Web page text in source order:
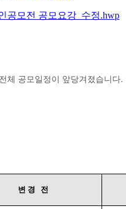
공모전 공모요강_수정.hwp
체 공모일정이 앞당겨졌습니다.
변 경 전